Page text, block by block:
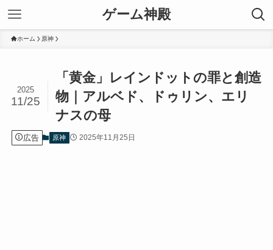
ゲーム神殿
ホーム 原神
「黄金」レインドットの罪と創造
物｜アルベド、ドゥリン、エリ
ナスの母
2025
11/25
広告 原神 2025年11月25日